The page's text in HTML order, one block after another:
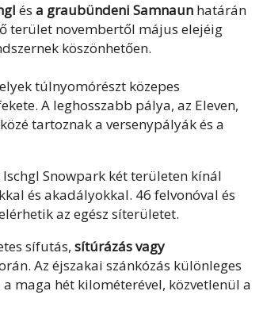
és a graubündeni Samnaun határán
terület novembertől május elejéig
köszönhetően.
túlnyomórészt közepes
A leghosszabb pálya, az Eleven,
tartoznak a versenypályák és a
Ischgl Snowpark két területen kínál
és akadályokkal. 46 felvonóval és
az egész síterületet.
sífutás, sítúrázásvagy
Az éjszakai szánkózás különleges
maga hét kilométerével, közvetlenül a